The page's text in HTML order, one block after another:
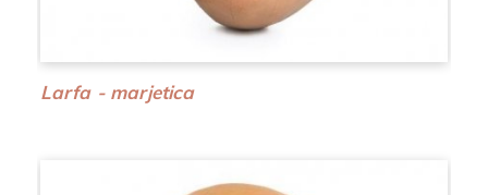
Larfa - marjetica